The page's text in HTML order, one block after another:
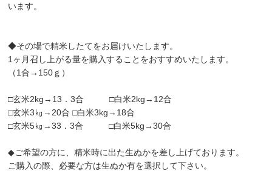
います。
◆その場で精米したてをお届けいたします。
1ヶ月召し上がる量を購入することをおすすめいたします。
（1合→150ｇ）
□玄米2kg→13．3合 □白米2kg→12合
□玄米3㎏→20合 □白米3kg→18合
□玄米5㎏→33．3合 □白米5kg→30合
◆ご希望の方に、精米時に出た生ぬかを差し上げております。
ご購入の際、必要な方は生ぬか有を選択して下さい。